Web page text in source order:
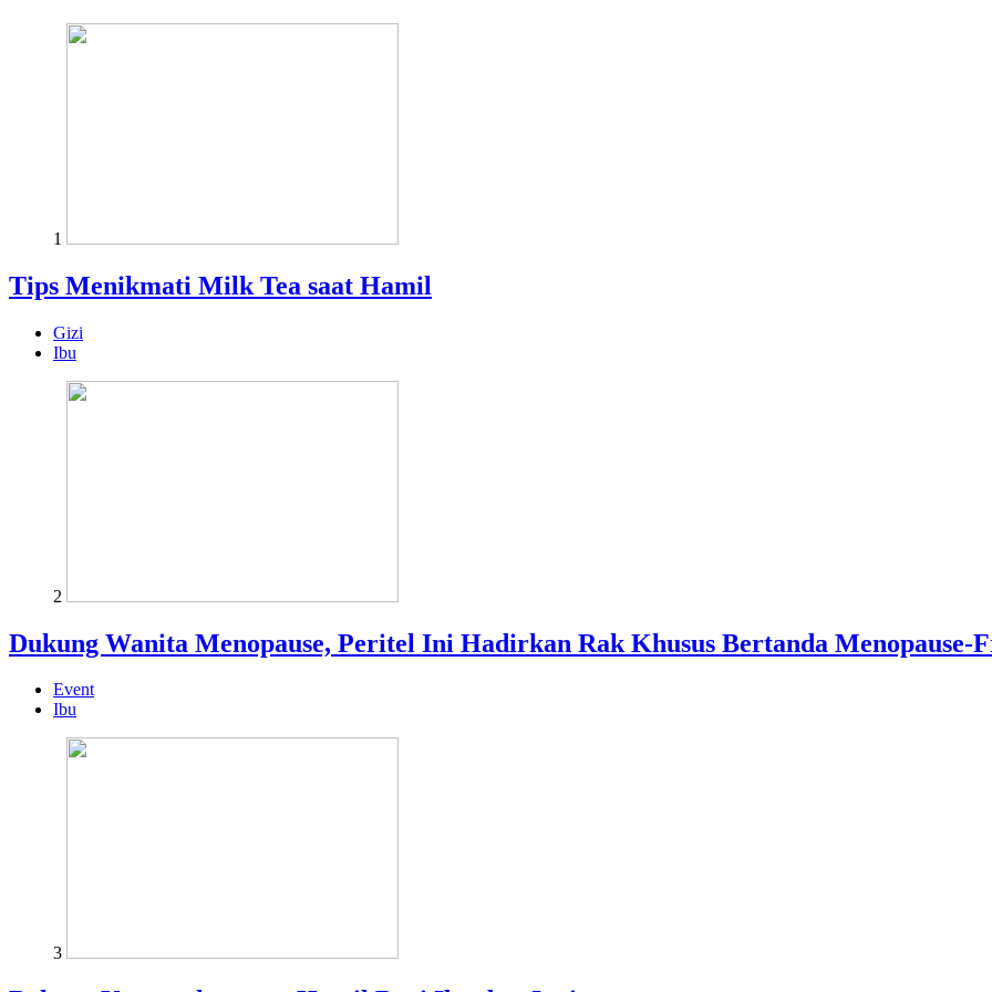
1
Tips Menikmati Milk Tea saat Hamil
Gizi
Ibu
2
Dukung Wanita Menopause, Peritel Ini Hadirkan Rak Khusus Bertanda Menopause-
Event
Ibu
3